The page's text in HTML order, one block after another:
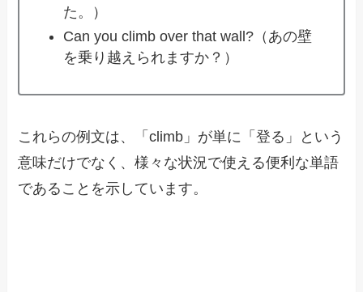
た。）
Can you climb over that wall?（あの壁
を乗り越えられますか？）
これらの例文は、「climb」が単に「登る」という
意味だけでなく、様々な状況で使える便利な単語
であることを示しています。